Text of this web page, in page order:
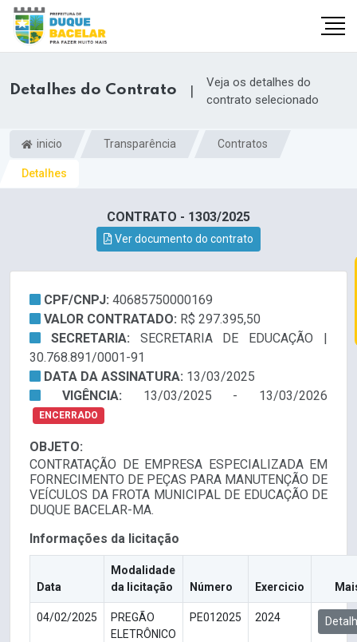
Detalhes do Contrato |
Veja os detalhes do
contrato selecionado
inicio Transparência Contratos
Detalhes
CONTRATO - 1303/2025
Ver documento do contrato
CPF/CNPJ: 40685750000169
VALOR CONTRATADO: R$ 297.395,50
SECRETARIA: SECRETARIA DE EDUCAÇÃO |
30.768.891/0001-91
DATA DA ASSINATURA: 13/03/2025
VIGÊNCIA: 13/03/2025 - 13/03/2026
ENCERRADO
OBJETO:
CONTRATAÇÃO DE EMPRESA ESPECIALIZADA EM
FORNECIMENTO DE PEÇAS PARA MANUTENÇÃO DE
VEÍCULOS DA FROTA MUNICIPAL DE EDUCAÇÃO DE
DUQUE BACELAR-MA.
Informações da licitação
Data
Modalidade
da licitação
Número Exercicio
04/02/2025
PREGÃO
ELETRÔNICO
PE012025 2024